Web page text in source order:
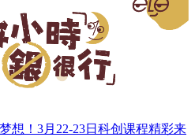
想！3月22-23日科创课程精彩来